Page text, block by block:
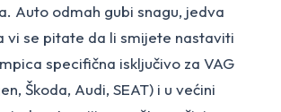
Auto odmah gubi snagu, jedva
vi se pitate da li smijete nastaviti
specifična isključivo za VAG
Škoda, Audi, SEAT) i u većini